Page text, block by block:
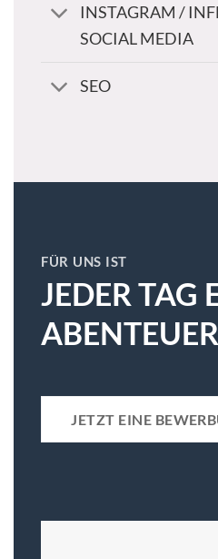
INSTAGRAM /
SOCIAL MEDIA
SEO
FÜR UNS IST
JEDER TAG
JETZT EINE